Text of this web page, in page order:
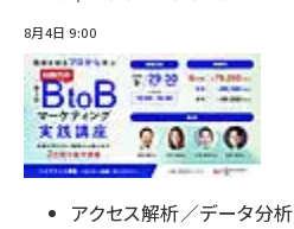
8月4日 9:00
アクセス解析／データ分析